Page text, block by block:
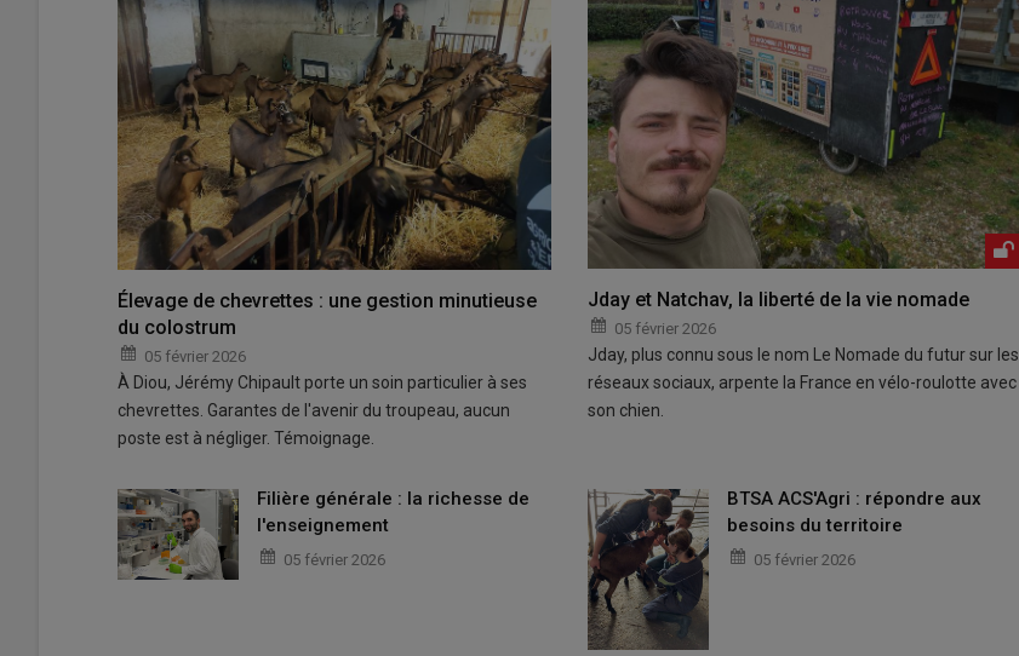
Élevage de chevrettes : une gestion minutieuse
du colostrum
05 février 2026
À Diou, Jérémy Chipault porte un soin particulier à ses
chevrettes. Garantes de l'avenir du troupeau, aucun
poste est à négliger. Témoignage.
Jday et Natchav, la liberté de la vie nomade
05 février 2026
Jday, plus connu sous le nom Le Nomade du futur sur les
réseaux sociaux, arpente la France en vélo-roulotte avec
son chien.
Filière générale : la richesse de
l'enseignement
05 février 2026
BTSA ACS'Agri : répondre aux
besoins du territoire
05 février 2026